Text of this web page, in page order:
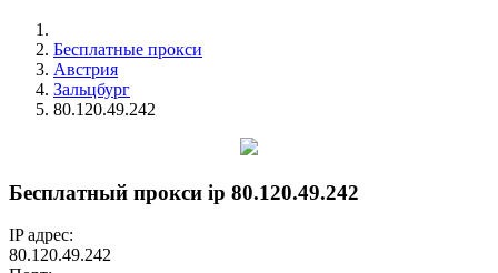
Бесплатные прокси
Австрия
Зальцбург
80.120.49.242
Бесплатный прокси ip 80.120.49.242
IP адрес:
80.120.49.242